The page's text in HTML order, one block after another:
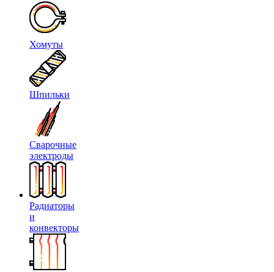
Хомуты
Шпильки
Сварочные
электроды
Радиаторы
и
конвекторы